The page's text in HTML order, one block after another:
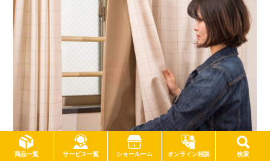
商品一覧 サービス一覧 ショールーム オンライン相談 検索